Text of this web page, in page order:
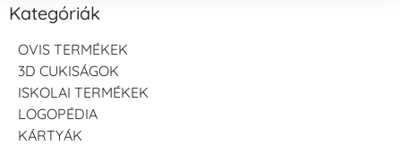
Kategóriák
OVIS TERMÉKEK
3D CUKISÁGOK
ISKOLAI TERMÉKEK
LOGOPÉDIA
KÁRTYÁK